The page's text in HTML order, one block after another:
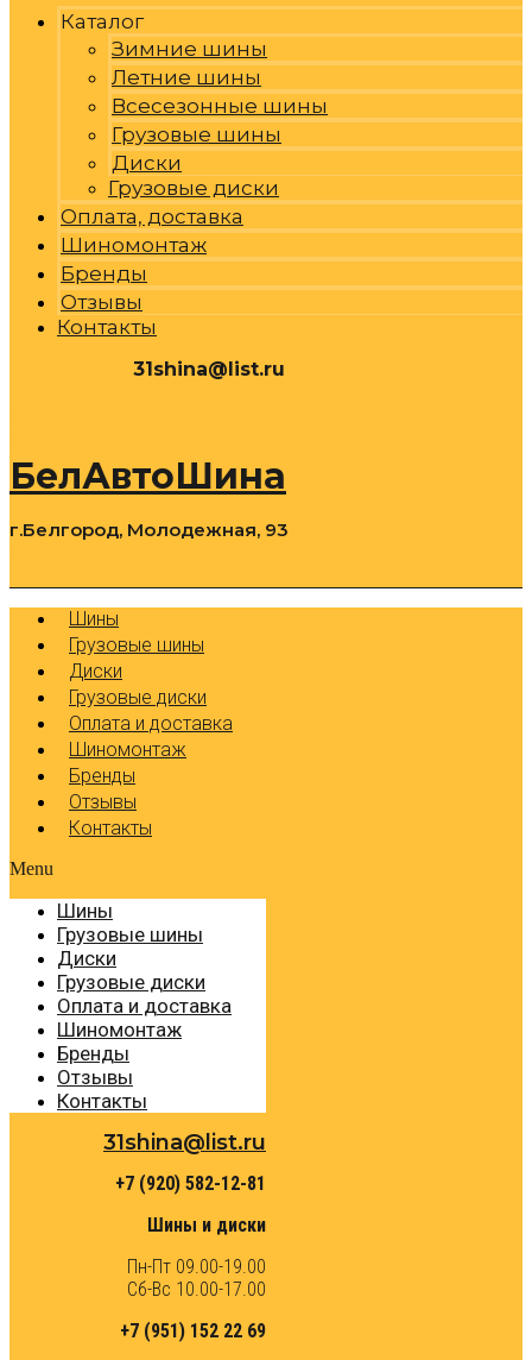
Каталог
Зимние шины
Летние шины
Всесезонные шины
Грузовые шины
Диски
Грузовые диски
Оплата, доставка
Шиномонтаж
Бренды
Отзывы
Контакты
31shina@list.ru
БелАвтоШина
г.Белгород, Молодежная, 93
Шины
Грузовые шины
Диски
Грузовые диски
Оплата и доставка
Шиномонтаж
Бренды
Отзывы
Контакты
Menu
Шины
Грузовые шины
Диски
Грузовые диски
Оплата и доставка
Шиномонтаж
Бренды
Отзывы
Контакты
31shina@list.ru
+7 (920) 582-12-81
Шины и диски
Пн-Пт 09.00-19.00
Сб-Вс 10.00-17.00
+7 (951) 152 22 69